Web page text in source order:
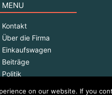
MENU
Kontakt
Über die Firma
Einkaufswagen
Beiträge
Politik
on our website. If you